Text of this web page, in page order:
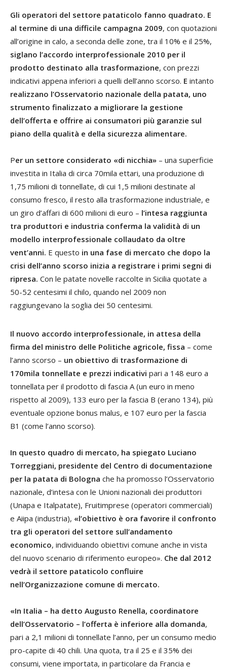
Gli operatori del settore pataticolo fanno quadrato. E
al termine di una difficile campagna 2009, con quotazioni
all’origine in calo, a seconda delle zone, tra il 10% e il 25%,
siglano l’accordo interprofessionale 2010 per il
prodotto destinato alla trasformazione, con prezzi
indicativi appena inferiori a quelli dell’anno scorso. E intanto
realizzano l’Osservatorio nazionale della patata, uno
strumento finalizzato a migliorare la gestione
dell’offerta e offrire ai consumatori più garanzie sul
piano della qualità e della sicurezza alimentare.
Per un settore considerato «di nicchia» – una superficie
investita in Italia di circa 70mila ettari, una produzione di
1,75 milioni di tonnellate, di cui 1,5 milioni destinate al
consumo fresco, il resto alla trasformazione industriale, e
un giro d’affari di 600 milioni di euro – l’intesa raggiunta
tra produttori e industria conferma la validità di un
modello interprofessionale collaudato da oltre
vent’anni. E questo in una fase di mercato che dopo la
crisi dell’anno scorso inizia a registrare i primi segni di
ripresa. Con le patate novelle raccolte in Sicilia quotate a
50-52 centesimi il chilo, quando nel 2009 non
raggiungevano la soglia dei 50 centesimi.
Il nuovo accordo interprofessionale, in attesa della
firma del ministro delle Politiche agricole, fissa – come
l’anno scorso – un obiettivo di trasformazione di
170mila tonnellate e prezzi indicativi pari a 148 euro a
tonnellata per il prodotto di fascia A (un euro in meno
rispetto al 2009), 133 euro per la fascia B (erano 134), più
eventuale opzione bonus malus, e 107 euro per la fascia
B1 (come l’anno scorso).
In questo quadro di mercato, ha spiegato Luciano
Torreggiani, presidente del Centro di documentazione
per la patata di Bologna che ha promosso l’Osservatorio
nazionale, d’intesa con le Unioni nazionali dei produttori
(Unapa e Italpatate), Fruitimprese (operatori commerciali)
e Aiipa (industria), «l’obiettivo è ora favorire il confronto
tra gli operatori del settore sull’andamento
economico, individuando obiettivi comune anche in vista
del nuovo scenario di riferimento europeo». Che dal 2012
vedrà il settore pataticolo confluire
nell’Organizzazione comune di mercato.
«In Italia – ha detto Augusto Renella, coordinatore
dell’Osservatorio – l’offerta è inferiore alla domanda,
pari a 2,1 milioni di tonnellate l’anno, per un consumo medio
pro-capite di 40 chili. Una quota, tra il 25 e il 35% dei
consumi, viene importata, in particolare da Francia e